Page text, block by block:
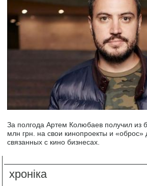
За полгода Артем Колюбаев получил из
млн грн. на свои кинопроекты и
связанных с кино бизнесах.
хроніка